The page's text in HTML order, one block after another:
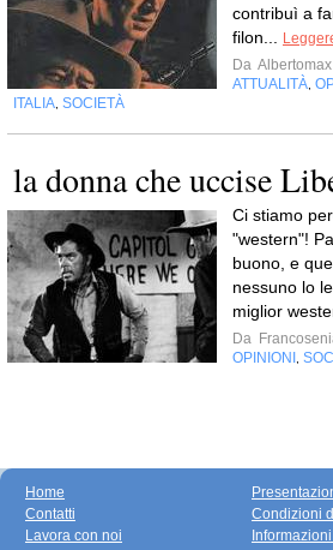
contribuì a
filon...
Da Albertomax
ATTUALITÀ
ITALIA SOCIETÀ
la donna che uccise
Ci stiamo
"western"!
buono, e
nessuno lo
miglior
Da
OPINIONI
Home
Contatti
Lavora con noi
Condizioni